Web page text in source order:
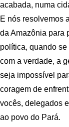
acabada, numa
E nós resolvemos
da Amazônia para
política, quando
com a verdade, a
seja impossível
coragem de
vocês, delegados
ao povo do Pará.